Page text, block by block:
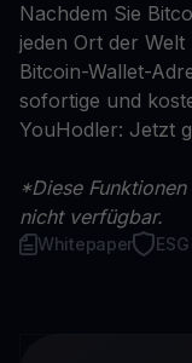
Nachdem Sie
jeden Ort der
Bitcoin-Wallet-
sofortige und
YouHodler: Jetzt
*Diese
nicht verfügbar.
Whitepaper ESG